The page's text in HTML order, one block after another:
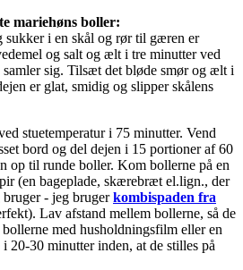
mariehøns boller:
i en skål og rør til gæren er
og salt og ælt i tre minutter ved
sig. Tilsæt det bløde smør og ælt i
er glat, smidig og slipper skålens
stuetemperatur i 75 minutter. Vend
bord og del dejen i 15 portioner af 60
op til runde boller. Kom bollerne på en
(en bageplade, skærebræt el.lign., der
- jeg brugerkombispaden fra
Lav afstand mellem bollerne, så de
med husholdningsfilm eller en
20-30 minutter inden, at de stilles på